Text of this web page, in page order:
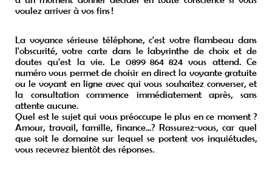
voulez arriver à vos fins !
La voyance sérieuse téléphone, c'est votre flambeau dans
l'obscurité, votre carte dans le labyrinthe de choix et de
doutes qu'est la vie. Le 0899 864 824 vous attend. Ce
numéro vous permet de choisir en direct la voyante gratuite
ou le voyant en ligne avec qui vous souhaitez converser, et
la consultation commence immédiatement après, sans
attente aucune.
Quel est le sujet qui vous préoccupe le plus en ce moment ?
Amour, travail, famille, finance...? Rassurez-vous, car quel
que soit le domaine sur lequel se portent vos inquiétudes,
vous recevrez bientôt des réponses.